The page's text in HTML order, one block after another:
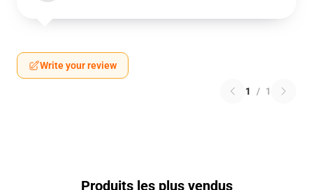
Write your review
1 / 1
Produits les plus vendus